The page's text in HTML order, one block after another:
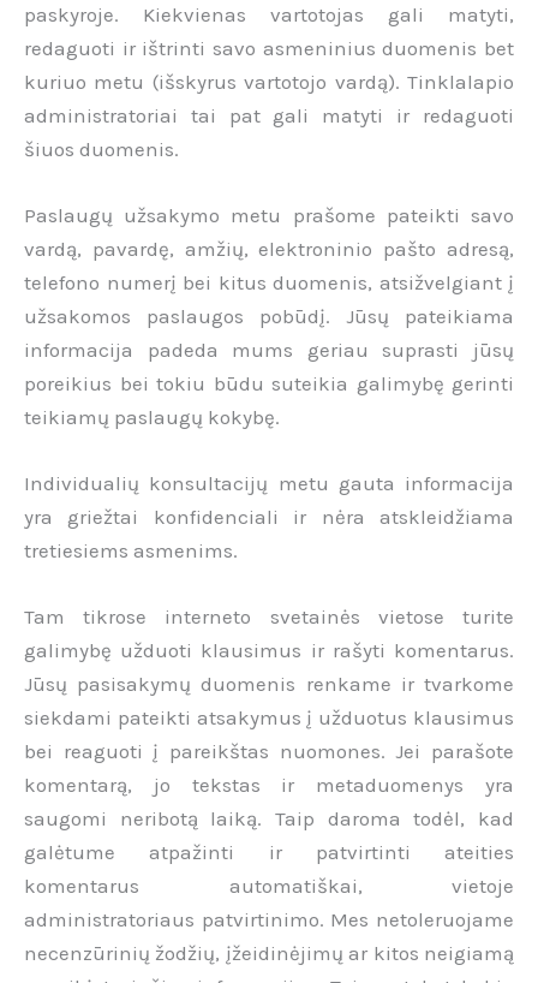
paskyroje. Kiekvienas vartotojas gali matyti,
redaguoti ir ištrinti savo asmeninius duomenis bet
kuriuo metu (išskyrus vartotojo vardą). Tinklalapio
administratoriai tai pat gali matyti ir redaguoti
šiuos duomenis.
Paslaugų užsakymo metu prašome pateikti savo
vardą, pavardę, amžių, elektroninio pašto adresą,
telefono numerį bei kitus duomenis, atsižvelgiant į
užsakomos paslaugos pobūdį. Jūsų pateikiama
informacija padeda mums geriau suprasti jūsų
poreikius bei tokiu būdu suteikia galimybę gerinti
teikiamų paslaugų kokybę.
Individualių konsultacijų metu gauta informacija
yra griežtai konfidenciali ir nėra atskleidžiama
tretiesiems asmenims.
Tam tikrose interneto svetainės vietose turite
galimybę užduoti klausimus ir rašyti komentarus.
Jūsų pasisakymų duomenis renkame ir tvarkome
siekdami pateikti atsakymus į užduotus klausimus
bei reaguoti į pareikštas nuomones. Jei parašote
komentarą, jo tekstas ir metaduomenys yra
saugomi neribotą laiką. Taip daroma todėl, kad
galėtume atpažinti ir patvirtinti ateities
komentarus automatiškai, vietoje
administratoriaus patvirtinimo. Mes netoleruojame
necenzūrinių žodžių, įžeidinėjimų ar kitos neigiamą